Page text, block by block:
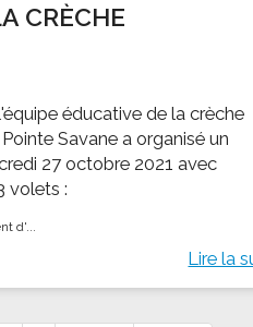
CRÈCHE
éducative de la crèche
Savane a organisé un
27 octobre 2021 avec
volets :
d'...
Lire la